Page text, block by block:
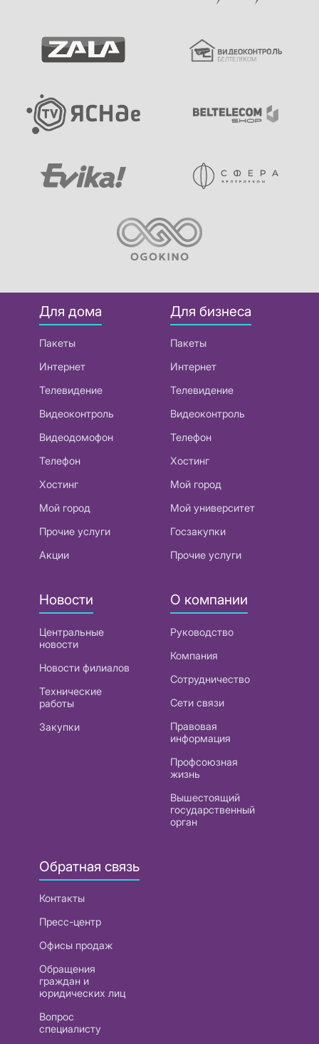
Для дома
Пакеты
Интернет
Телевидение
Видеоконтроль
Видеодомофон
Телефон
Хостинг
Мой город
Прочие услуги
Акции
Для бизнеса
Пакеты
Интернет
Телевидение
Видеоконтроль
Телефон
Хостинг
Мой город
Мой университет
Госзакупки
Прочие услуги
Новости
Центральные
новости
Новости филиалов
Технические
работы
Закупки
О компании
Руководство
Компания
Сотрудничество
Сети связи
Правовая
информация
Профсоюзная
жизнь
Вышестоящий
государственный
орган
Обратная связь
Контакты
Пресс-центр
Офисы продаж
Обращения
граждан и
юридических лиц
Вопрос
специалисту